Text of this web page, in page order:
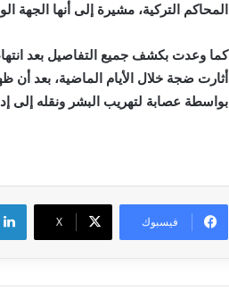
المحاكم التركية، مشيرة إلى أنها
كما وعدت بكشف جميع التفاصيل بعد
بواسطة عصابة لتهريب البشر ونقله إلى
فيسبوك X